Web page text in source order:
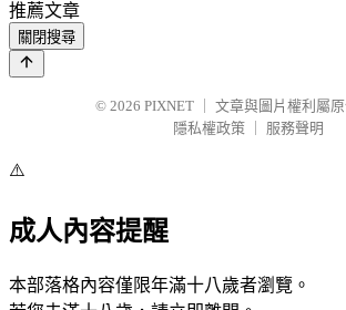
推薦文章
關閉搜尋
© 2026 PIXNET
文章與圖片權利屬
隱私權政策
服務聲明
⚠️
成人內容提醒
本部落格內容僅限年滿十八歲者瀏覽。